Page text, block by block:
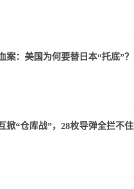
案：美国为何要替日本“托底”？
掀“仓库战”，28枚导弹全拦不住